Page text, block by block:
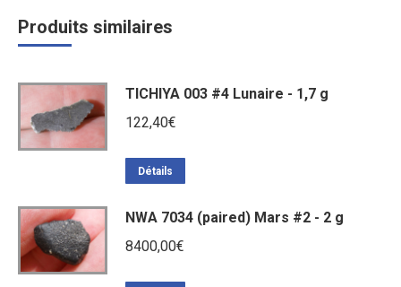
Produits similaires
TICHIYA 003 #4 Lunaire - 1,7 g
122,40€
Détails
NWA 7034 (paired) Mars #2 - 2 g
8400,00€